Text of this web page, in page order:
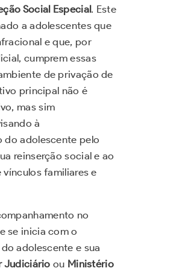
Social Especial. Este
a adolescentes que
e que, por
cumprem essas
de privação de
principal não é
mas sim
à
do adolescente pelo
reinserção social e ao
familiares e
no
se inicia com o
adolescente e sua
Judiciário ou Ministério